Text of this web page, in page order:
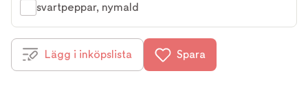
svartpeppar, nymald
Lägg i inköpslista Spara